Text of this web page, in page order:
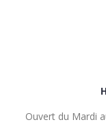
Ouvert du Mardi